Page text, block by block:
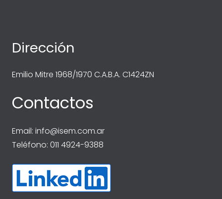
Dirección
Emilio Mitre 1968/1970 C.A.B.A. C1424ZN
Contactos
Email: info@isem.com.ar
Teléfono: 011 4924-9388